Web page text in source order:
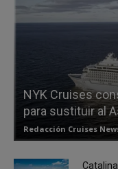
NYK Cruises
para sustituir al
Redacción Cruises